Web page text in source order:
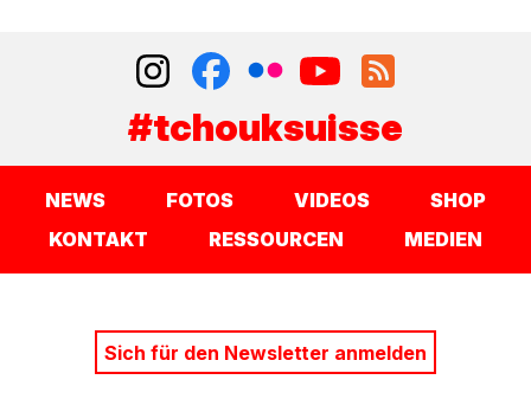
#tchouksuisse
NEWS FOTOS VIDEOS
SHOP
KONTAKT
RESSOURCEN MEDIEN
Sich für den Newsletter anmelden